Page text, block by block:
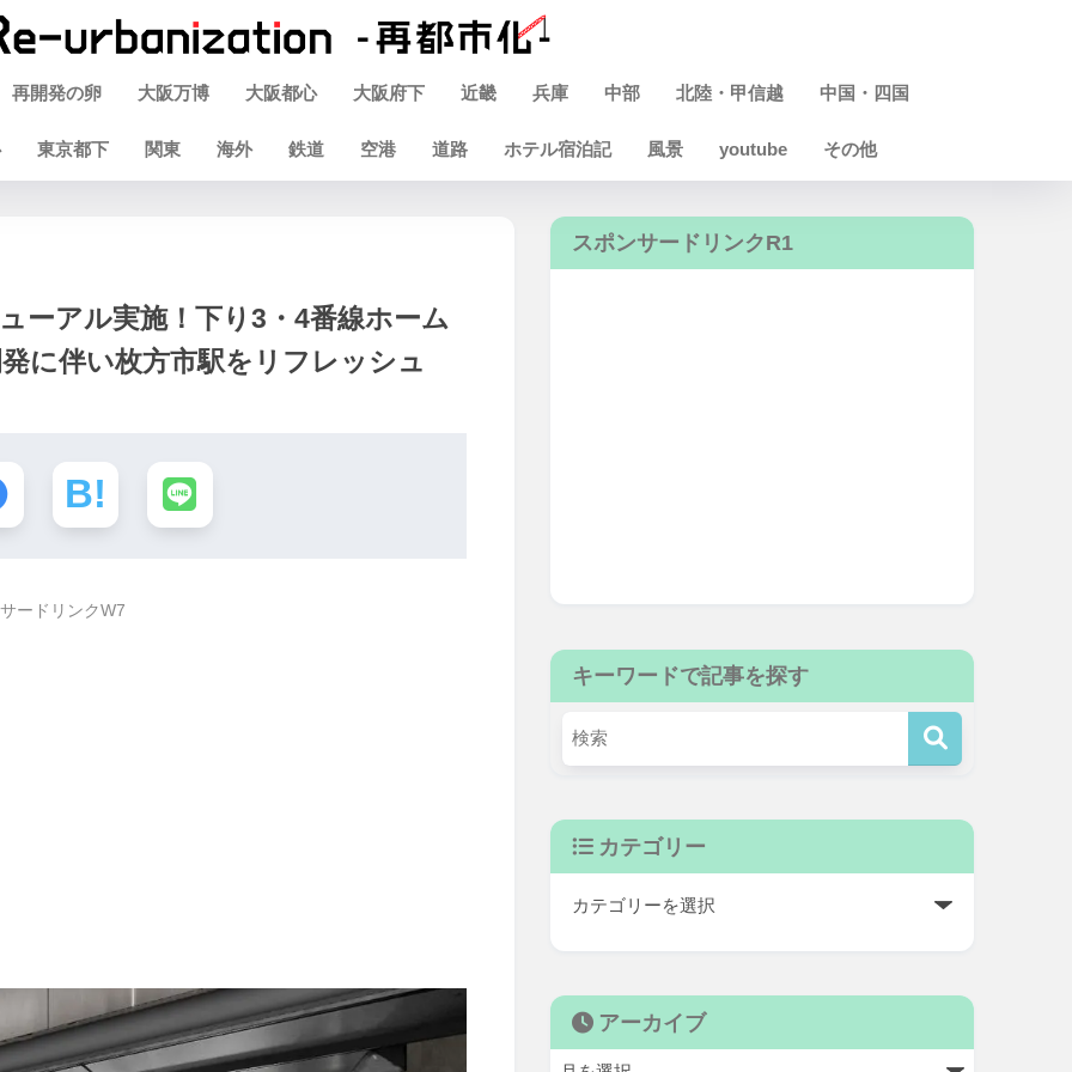
再開発の卵 大阪万博 大阪都心 大阪府下 近畿 兵庫 中部 北陸・甲信越 中国・四国
東京都下 関東 海外 鉄道 空港 道路 ホテル宿泊記 風景 youtube その他
ーアル実施！下り3・4番線ホーム
に伴い枚方市駅をリフレッシュ
ードリンクW7
スポンサードリンクR1
キーワードで記事を探す
カテゴリー
アーカイブ